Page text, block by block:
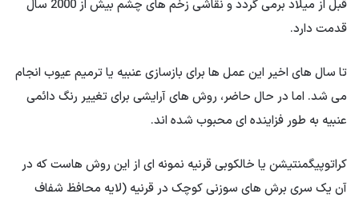
قبل از میلاد برمی گردد و نقاشی زخم های چشم بیش از 2000 سال
قدمت دارد.
تا سال های اخیر این عمل ها برای بازسازی عنبیه یا ترمیم عیوب انجام
می شد. اما در حال حاضر، روش های آرایشی برای تغییر رنگ دائمی
عنبیه به طور فزاینده ای محبوب شده اند.
کراتوپیگمنتیشن یا خالکوبی قرنیه نمونه ای از این روش هاست که در
آن یک سری برش های سوزنی کوچک در قرنیه (لایه محافظ شفاف